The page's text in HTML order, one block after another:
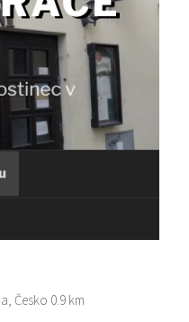
Česko 0.9 km